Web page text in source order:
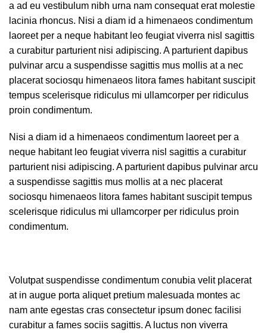
a ad eu vestibulum nibh urna nam consequat erat molestie
lacinia rhoncus. Nisi a diam id a himenaeos condimentum
laoreet per a neque habitant leo feugiat viverra nisl sagittis
a curabitur parturient nisi adipiscing. A parturient dapibus
pulvinar arcu a suspendisse sagittis mus mollis at a nec
placerat sociosqu himenaeos litora fames habitant suscipit
tempus scelerisque ridiculus mi ullamcorper per ridiculus
proin condimentum.
Nisi a diam id a himenaeos condimentum laoreet per a
neque habitant leo feugiat viverra nisl sagittis a curabitur
parturient nisi adipiscing. A parturient dapibus pulvinar arcu
a suspendisse sagittis mus mollis at a nec placerat
sociosqu himenaeos litora fames habitant suscipit tempus
scelerisque ridiculus mi ullamcorper per ridiculus proin
condimentum.
Volutpat suspendisse condimentum conubia velit placerat
at in augue porta aliquet pretium malesuada montes ac
nam ante egestas cras consectetur ipsum donec facilisi
curabitur a fames sociis sagittis. A luctus non viverra